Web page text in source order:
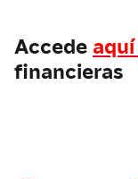
Accede aquí
financieras